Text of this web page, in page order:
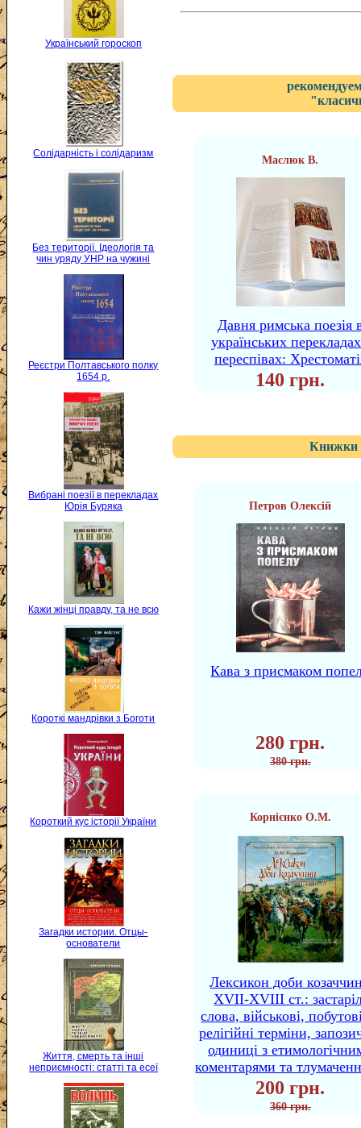
Український гороскоп
Солідарність і солідаризм
Без території. Ідеологія та
чин уряду УНР на чужині
Реєстри Полтавського полку
1654 р.
Вибрані поезії в перекладах
Юрія Буряка
Кажи жінці правду, та не всю
Короткі мандрівки з Боготи
Короткий кус історії України
Загадки истории. Отцы-
основатели
Життя, смерть та інші
неприємності: статті та есеї
Маслюк В.
Давня римська поезія
українських
переспівах:
140 грн.
Книжки
Петров Олексій
Кава з присмаком
280 грн.
380 грн.
Корнієнко О.М.
Лексикон доби
XVII-XVIII ст.:
слова, військові,
релігійні терміни,
одиниці з
коментарями та
200 грн.
360 грн.